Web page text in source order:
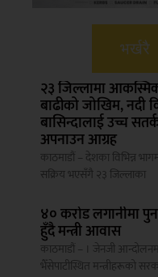
भर्खरै
२३ जिल्लामा
बाढीको जोखिम, नदी
बासिन्दालाई उच्च
अपनाउन आग्रह
काठमाडौं – देशका विभिन्न
सक्रिय भएसँगै २३ जिल्लाका
४० करोड लगानीमा
हुँदै मन्त्री आवास
काठमाडौं – । जेनजी
भैँसेपाटीस्थित मन्त्रीहरूको